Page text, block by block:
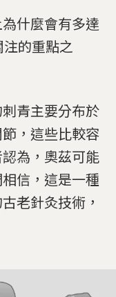
什麼會有多達
的重點之
青主要分布於
，這些比較容
為，奧茲可能
信，這是一種
老針灸技術，